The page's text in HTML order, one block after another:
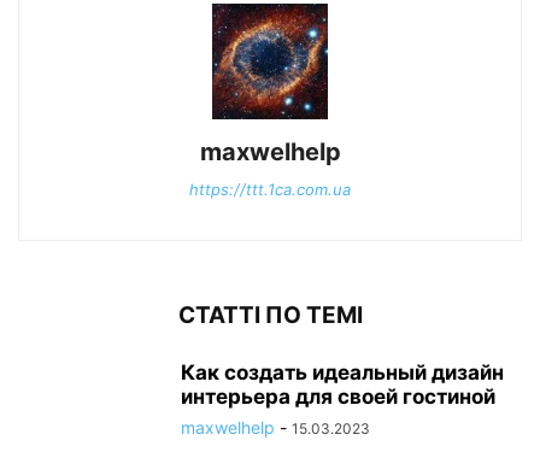
maxwelhelp
https://ttt.1ca.com.ua
СТАТТІ ПО ТЕМІ
Как создать идеальный дизайн
интерьера для своей гостиной
maxwelhelp - 15.03.2023